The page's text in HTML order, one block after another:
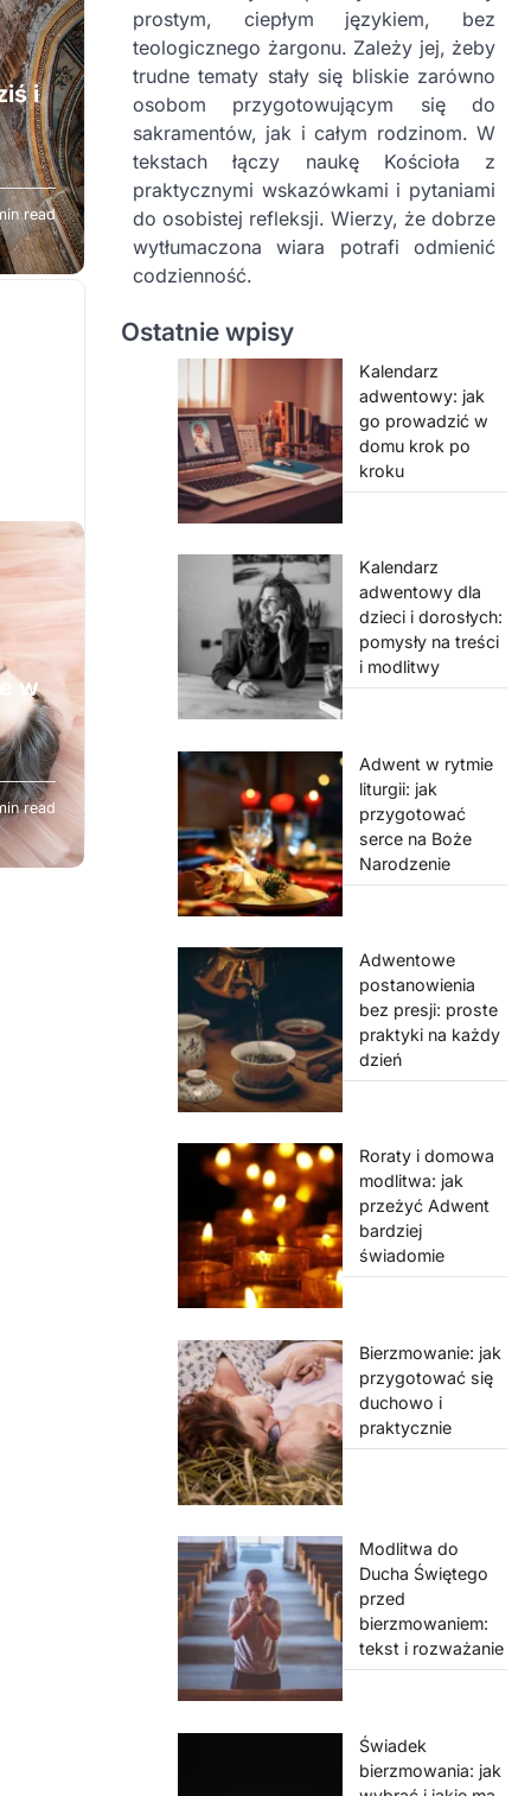
i
read
w
od
read
prostym, ciepłym językiem, bez
teologicznego żargonu. Zależy jej, żeby
trudne tematy stały się bliskie zarówno
osobom przygotowującym się do
sakramentów, jak i całym rodzinom. W
tekstach łączy naukę Kościoła z
praktycznymi wskazówkami i pytaniami
do osobistej refleksji. Wierzy, że dobrze
wytłumaczona wiara potrafi odmienić
codzienność.
Ostatnie wpisy
Kalendarz
adwentowy: jak
go prowadzić w
domu krok po
kroku
Kalendarz
adwentowy dla
dzieci i dorosłych:
pomysły na treści
i modlitwy
Adwent w rytmie
liturgii: jak
przygotować
serce na Boże
Narodzenie
Adwentowe
postanowienia
bez presji: proste
praktyki na każdy
dzień
Roraty i domowa
modlitwa: jak
przeżyć Adwent
bardziej
świadomie
Bierzmowanie: jak
przygotować się
duchowo i
praktycznie
Modlitwa do
Ducha Świętego
przed
bierzmowaniem:
tekst i rozważanie
Świadek
bierzmowania: jak